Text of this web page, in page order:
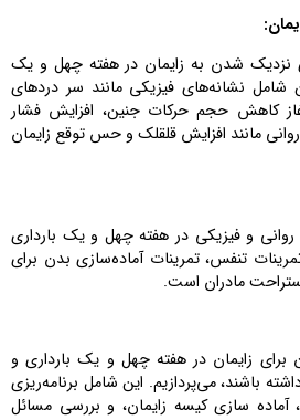
نزدیک شدن به زایمان در هفته چهل و یک
شامل نشانه‌های فیزیکی مانند سر دردهای
کاهش حجم حرکات جنین، افزایش فشار
مانند افزایش قلقلک و حس توقع زایمان
و فیزیکی در هفته چهل و یک بارداری
تنفس، تمرینات آماده‌سازی بدن برای
مادران است.
زایمان در هفته چهل و یک بارداری و
باشند، می‌پردازیم. این شامل برنامه‌ریزی
آماده سازی کیسه زایمان، و بررسی مسائل